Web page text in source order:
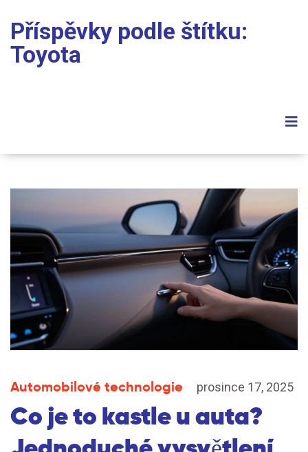
Příspěvky podle štítku:
Toyota
Automobilové technologie prosince 17, 2025
Co je to kastle u auta?